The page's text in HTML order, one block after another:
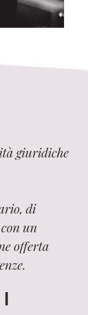
giuridiche
di
un
offerta